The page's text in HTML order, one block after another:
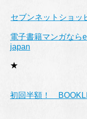
セブンネットショッ
電子書籍マンガなら
japan
★
初回半額！